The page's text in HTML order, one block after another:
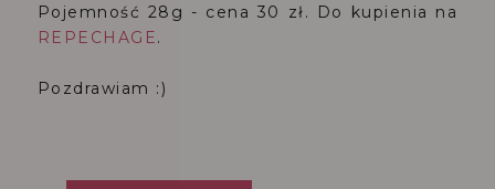
Pojemność 28g - cena 30 zł. Do kupienia na
REPECHAGE.
Pozdrawiam :)